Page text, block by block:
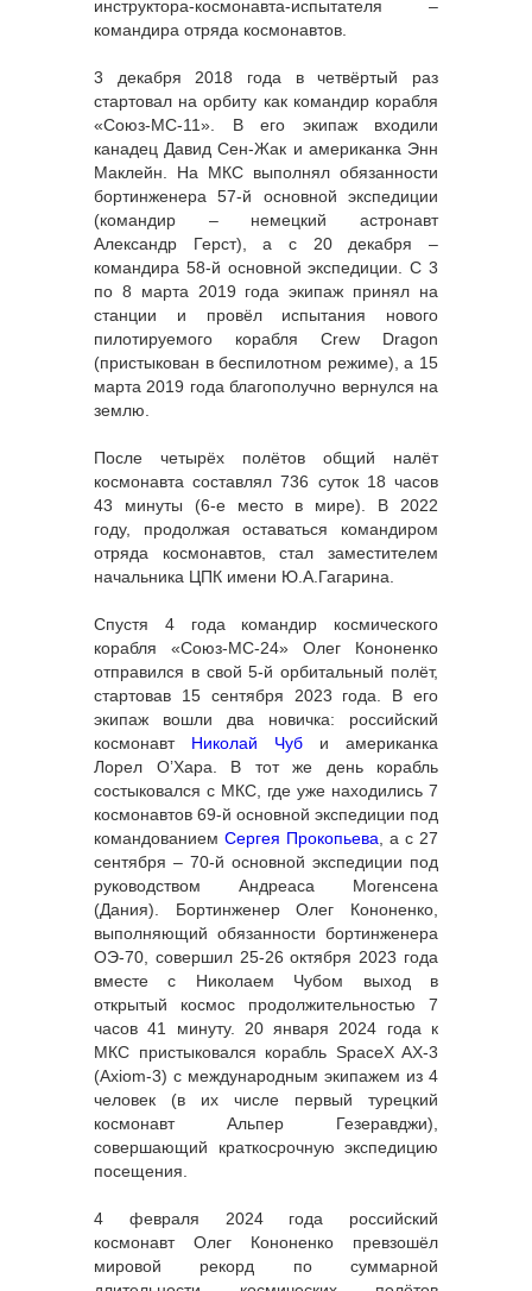
инструктора-космонавта-испытателя –
командира отряда космонавтов.
3 декабря 2018 года в четвёртый раз
стартовал на орбиту как командир корабля
«Союз-МС-11». В его экипаж входили
канадец Давид Сен-Жак и американка Энн
Маклейн. На МКС выполнял обязанности
бортинженера 57-й основной экспедиции
(командир – немецкий астронавт
Александр Герст), а с 20 декабря –
командира 58-й основной экспедиции. С 3
по 8 марта 2019 года экипаж принял на
станции и провёл испытания нового
пилотируемого корабля Crew Dragon
(пристыкован в беспилотном режиме), а 15
марта 2019 года благополучно вернулся на
землю.
После четырёх полётов общий налёт
космонавта составлял 736 суток 18 часов
43 минуты (6-е место в мире). В 2022
году, продолжая оставаться командиром
отряда космонавтов, стал заместителем
начальника ЦПК имени Ю.А.Гагарина.
Спустя 4 года командир космического
корабля «Союз-МС-24» Олег Кононенко
отправился в свой 5-й орбитальный полёт,
стартовав 15 сентября 2023 года. В его
экипаж вошли два новичка: российский
космонавт Николай Чуб и американка
Лорел О’Хара. В тот же день корабль
состыковался с МКС, где уже находились 7
космонавтов 69-й основной экспедиции под
командованием Сергея Прокопьева, а с 27
сентября – 70-й основной экспедиции под
руководством Андреаса Могенсена
(Дания). Бортинженер Олег Кононенко,
выполняющий обязанности бортинженера
ОЭ-70, совершил 25-26 октября 2023 года
вместе с Николаем Чубом выход в
открытый космос продолжительностью 7
часов 41 минуту. 20 января 2024 года к
МКС пристыковался корабль SpaceX AX-3
(Axiom-3) с международным экипажем из 4
человек (в их числе первый турецкий
космонавт Альпер Гезеравджи),
совершающий краткосрочную экспедицию
посещения.
4 февраля 2024 года российский
космонавт Олег Кононенко превзошёл
мировой рекорд по суммарной